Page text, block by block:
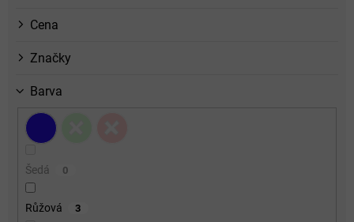
Cena
Značky
Barva
Šedá 0
Růžová 3